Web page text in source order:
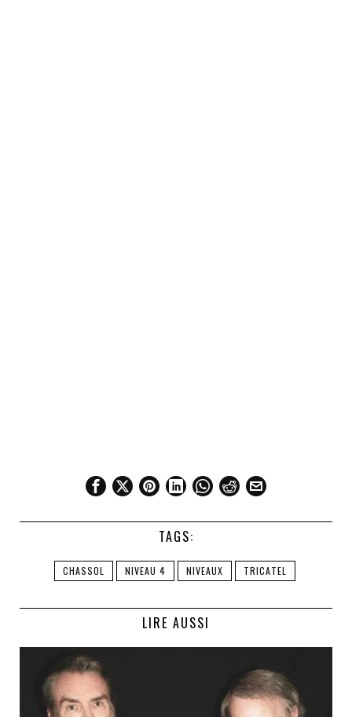
TAGS:
CHASSOL NIVEAU 4 NIVEAUX TRICATEL
LIRE AUSSI